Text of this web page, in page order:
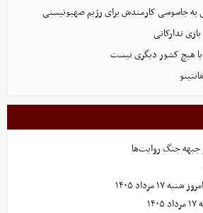
به جاسوسی کارمندش برای رژیم صهیونیستی
تدارکاتی
یا هیچ کشور دیگری نیست
جبهه جنگ روایت‌ها
مرداد ۱۴۰۵